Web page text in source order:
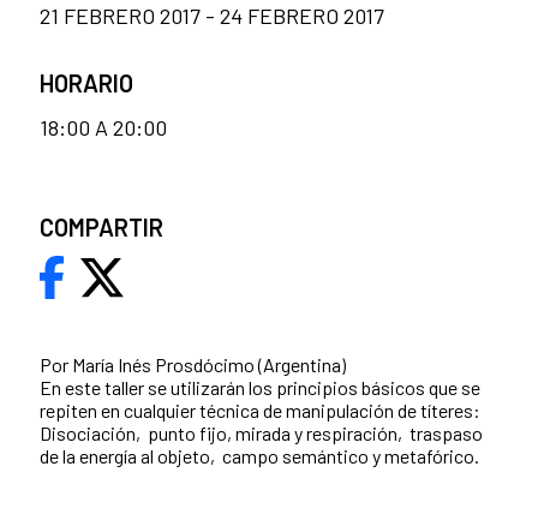
Por María Inés Prosdócimo (Argentina)
En este taller se utilizarán los principios básicos que se
repiten en cualquier técnica de manipulación de títeres:
Disociación, punto fijo, mirada y respiración, traspaso
de la energía al objeto, campo semántico y metafórico.
21 FEBRERO 2017 - 24 FEBRERO 2017
HORARIO
18:00 A 20:00
COMPARTIR